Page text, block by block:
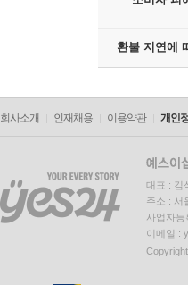
환불 지연에
회사소개 인재채용 이용약관 개인
대표 : 김
주소 : 서
사업자
이메일 :